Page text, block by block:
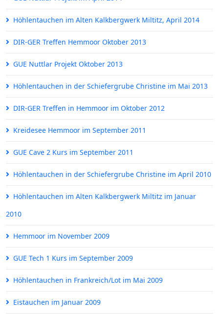
Höhlentauchen im Alten Kalkbergwerk Miltitz, April 2014
DIR-GER Treffen Hemmoor Oktober 2013
GUE Nuttlar Projekt Oktober 2013
Höhlentauchen in der Schiefergrube Christine im Mai 2013
DIR-GER Treffen in Hemmoor im Oktober 2012
Kreidesee Hemmoor im September 2011
GUE Cave 2 Kurs im September 2011
Höhlentauchen in der Schiefergrube Christine im April 2010
Höhlentauchen im Alten Kalkbergwerk Miltitz im Januar
2010
Hemmoor im November 2009
GUE Tech 1 Kurs im September 2009
Höhlentauchen in Frankreich/Lot im Mai 2009
Eistauchen im Januar 2009